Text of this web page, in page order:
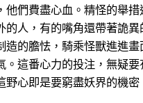
他們費盡心血。精怪的舉措
的人，有的嘴角還帶著詭
造的膽怯，騎乘怪獸進進畫
。這番心力的投注，無疑要
野心即是要窮盡妖界的機密